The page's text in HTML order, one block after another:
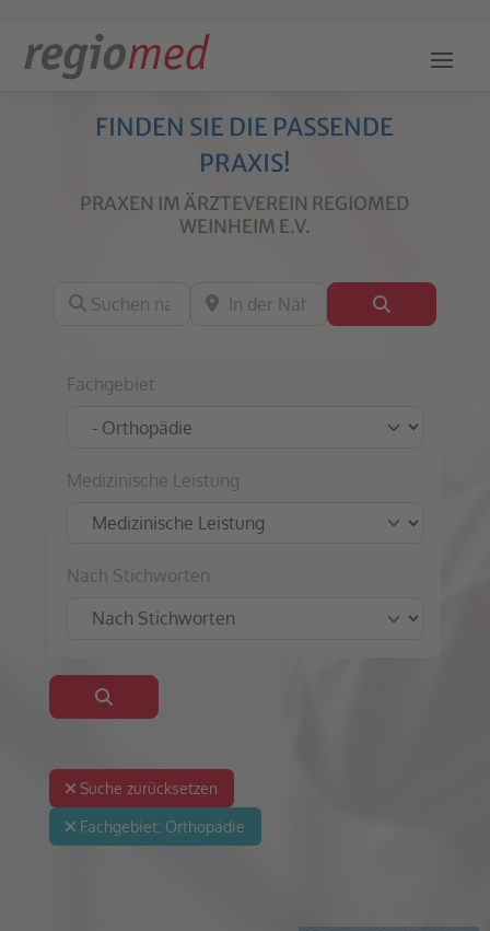
FINDEN SIE DIE PASSENDE
PRAXIS!
PRAXEN IM ÄRZTEVEREIN REGIOMED
WEINHEIM E.V.
Suchen nach In der Nähe
Fachgebiet
Medizinische Leistung
Nach Stichworten
Suche zurücksetzen
Fachgebiet: Orthopädie